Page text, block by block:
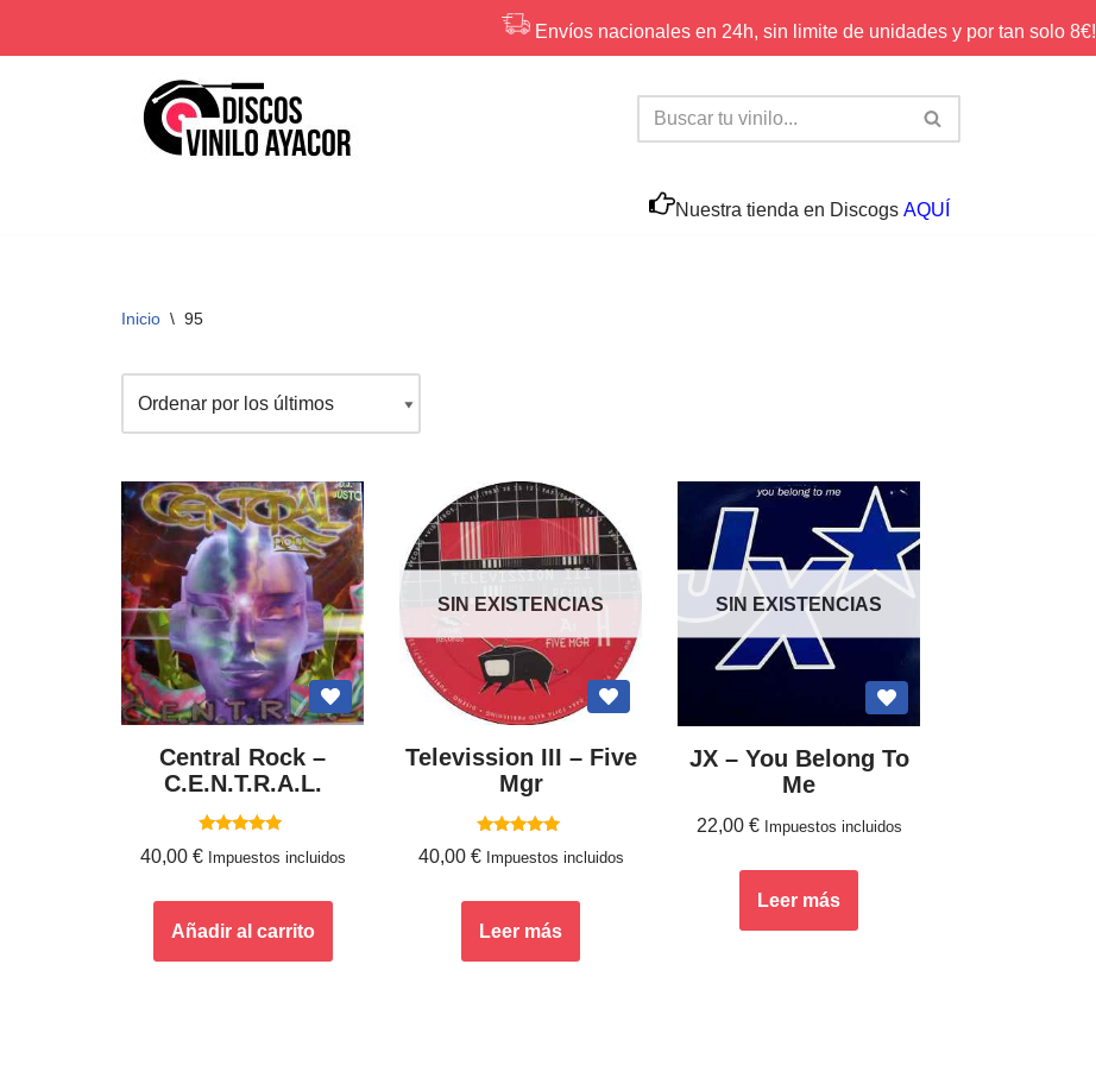
Envíos nacionales en 24h, sin limite de unidades y por tan solo 8€!
Nuestra tienda en Discogs AQUÍ
Inicio \ 95
Central Rock –
C.E.N.T.R.A.L.
con
40,00 € Impuestos incluidos
Añadir al carrito
SIN EXISTENCIAS
Televission III ‎– Five
Mgr
con
40,00 € Impuestos incluidos
Leer más
SIN EXISTENCIAS
JX ‎– You Belong To
Me
22,00 € Impuestos incluidos
Leer más